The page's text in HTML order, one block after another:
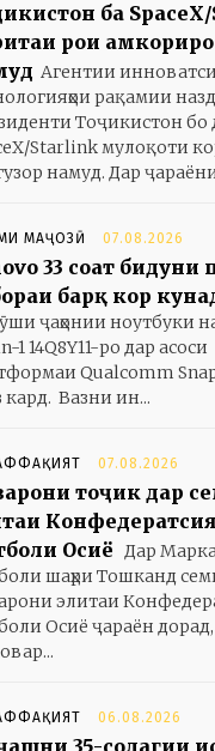
ба
роҳи
Агентии
рақамии
Тоҷикистон бо
Starlink мулоқоти
намуд. Дар
МАҶОЗӢ 07.08.2026
33 соат бидуни
барқ кор
ҷаҳонии ноутбуки
1 14Q8Y11-ро дар асоси
Qualcomm
кард. Вазни ин...
07.08.2026
тоҷик дар
Осиё Дар
шаҳри Тошканд
элитаи
Осиё ҷараён
06.08.2026
35-солагии